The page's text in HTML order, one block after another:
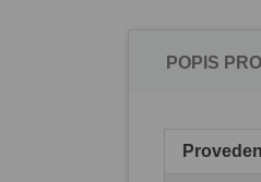
POPIS